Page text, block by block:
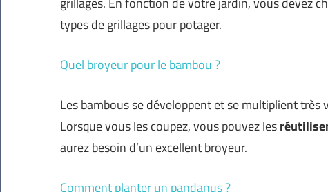
types de grillages pour potager.
Quel broyeur pour le bambou ?
Les bambous se développent et se multiplient
Lorsque vous les coupez, vous pouvez les
aurez besoin d’un excellent broyeur.
Comment planter un pandanus ?